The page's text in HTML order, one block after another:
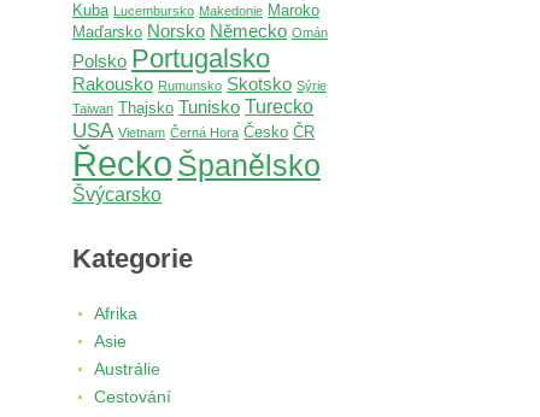
Kuba Lucembursko Makedonie Maroko
Maďarsko Norsko Německo Omán
Polsko Portugalsko
Rakousko Rumunsko Skotsko Sýrie
Taiwan Thajsko Tunisko Turecko
USA Vietnam Černá Hora Česko ČR
Řecko Španělsko
Švýcarsko
Kategorie
Afrika
Asie
Austrálie
Cestování